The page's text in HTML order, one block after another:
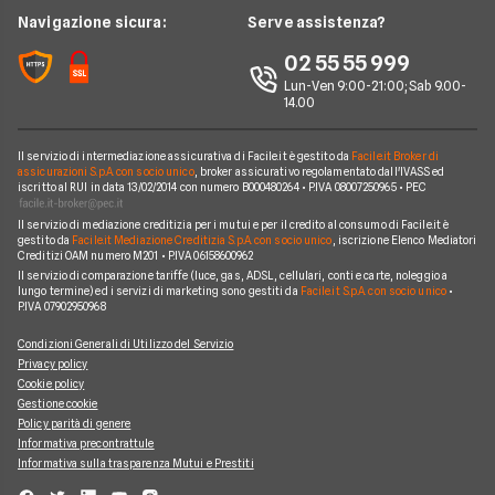
News
Chi siamo
Perché scegliere Facile.it
Mappa del sito
Offerte Iliad
Offerte Ho Mobile
Offerte Very Mobile
Offerte Coop Voce
Compagnie Telefoniche
Argomenti in evidenza Telefonia
Cambiare operatore telefonico
Navigazione sicura: Serve assistenza?
02 55 55 999
Lun-Ven 9:00-21:00; Sab 9.00-
14.00
Il servizio di intermediazione assicurativa di Facile.it è gestito da Facile.it Broker di
assicurazioni S.p.A. con socio unico, broker assicurativo regolamentato dall'IVASS ed
iscritto al RUI in data 13/02/2014 con numero B000480264 • P.IVA 08007250965 • PEC
Il servizio di mediazione creditizia per i mutui e per il credito al consumo di Facile.it è
gestito da Facile.it Mediazione Creditizia S.p.A. con socio unico , iscrizione Elenco Mediatori
Creditizi OAM numero M201 • P.IVA 06158600962
Il servizio di comparazione tariffe (luce, gas, ADSL, cellulari, conti e carte, noleggio a
lungo termine) ed i servizi di marketing sono gestiti da Facile.it S.p.A. con socio unico•
P.IVA 07902950968
Condizioni Generali di Utilizzo del Servizio
Privacy policy
Cookie policy
Gestione cookie
Policy parità di genere
Informativa precontrattule
Informativa sulla trasparenza Mutui e Prestiti